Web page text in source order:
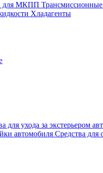
для МКПП
Хладагенты
для ухода за экстерьером
автомобиля Средства для